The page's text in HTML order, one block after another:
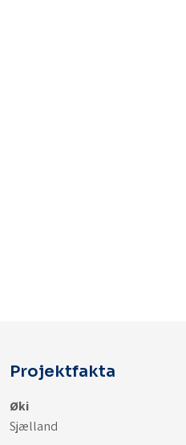
Projektfakta
Øki
Sjælland